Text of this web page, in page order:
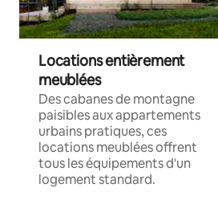
Locations entièrement
meublées
Des cabanes de montagne
paisibles aux appartements
urbains pratiques, ces
locations meublées offrent
tous les équipements d'un
logement standard.